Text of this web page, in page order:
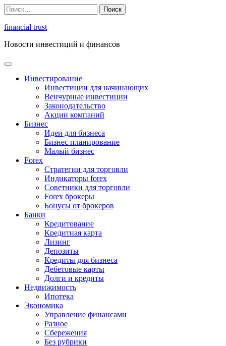
Перейти
к
содержимому
Найти:
financial trust
Новости инвестиций и финансов
Инвестирование
Инвестиции для начинающих
Венчурные инвестиции
Законодательство
Акции компаний
Бизнес
Идеи для бизнеса
Бизнес планирование
Малый бизнес
Forex
Стратегии для торговли
Индикаторы forex
Советники для торговли
Forex брокеры
Бонусы от брокеров
Банки
Кредитование
Кредитная карта
Лизинг
Депозиты
Кредиты для бизнеса
Дебетовые карты
Долги и кредиты
Недвижимость
Ипотека
Экономика
Управление финансами
Разное
Сбережения
Без рубрики